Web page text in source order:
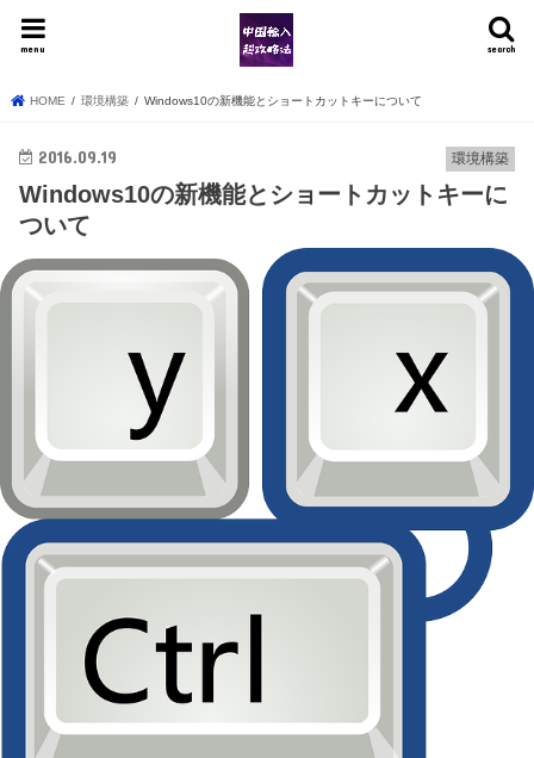
search
menu
HOME 環境構築 Windows10の新機能とショートカットキーについて
環境構築
2016.09.19
Windows10の新機能とショートカットキーに
ついて